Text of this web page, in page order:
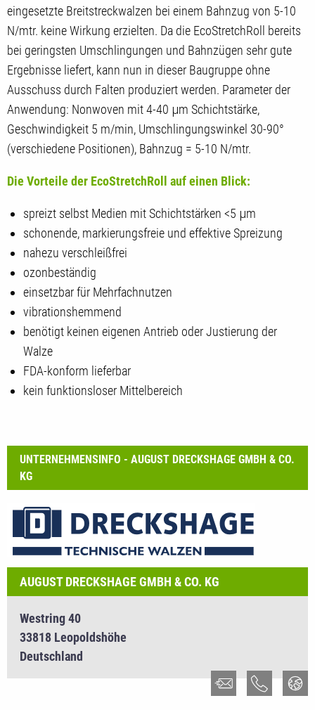
eingesetzte Breitstreckwalzen bei einem Bahnzug von 5-10
N/mtr. keine Wirkung erzielten. Da die EcoStretchRoll bereits
bei geringsten Umschlingungen und Bahnzügen sehr gute
Ergebnisse liefert, kann nun in dieser Baugruppe ohne
Ausschuss durch Falten produziert werden. Parameter der
Anwendung: Nonwoven mit 4-40 μm Schichtstärke,
Geschwindigkeit 5 m/min, Umschlingungswinkel 30-90°
(verschiedene Positionen), Bahnzug = 5-10 N/mtr.
Die Vorteile der EcoStretchRoll auf einen Blick:
spreizt selbst Medien mit Schichtstärken <5 μm
schonende, markierungsfreie und effektive Spreizung
nahezu verschleißfrei
ozonbeständig
einsetzbar für Mehrfachnutzen
vibrationshemmend
benötigt keinen eigenen Antrieb oder Justierung der
Walze
FDA-konform lieferbar
kein funktionsloser Mittelbereich
UNTERNEHMENSINFO - AUGUST DRECKSHAGE GMBH & CO.
KG
AUGUST DRECKSHAGE GMBH & CO. KG
Westring 40
33818 Leopoldshöhe
Deutschland